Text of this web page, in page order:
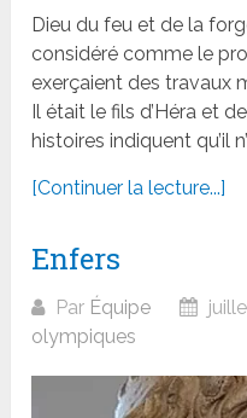
Dieu du feu et de la
considéré comme le
exerçaient des travaux
Il était le fils d’Héra et
histoires indiquent qu’il
[Continuer la lecture...]
Enfers
Par Équipe
olympiques